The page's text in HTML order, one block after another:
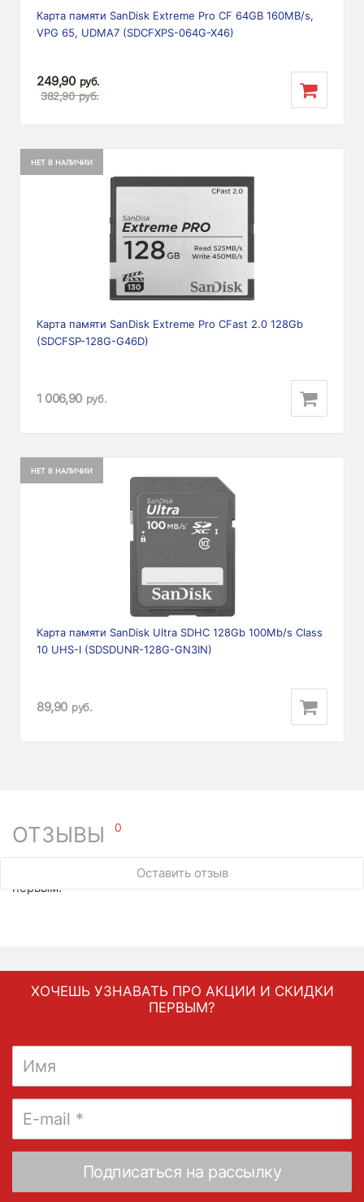
Карта памяти SanDisk Extreme Pro CF 64GB 160MB/s,
VPG 65, UDMA7 (SDCFXPS-064G-X46)
249,90 руб.
382,90 руб.
НЕТ В НАЛИЧИИ
Карта памяти SanDisk Extreme Pro CFast 2.0 128Gb
(SDCFSP-128G-G46D)
1 006,90 руб.
НЕТ В НАЛИЧИИ
Карта памяти SanDisk Ultra SDHC 128Gb 100Mb/s Class
10 UHS-I (SDSDUNR-128G-GN3IN)
89,90 руб.
ОТЗЫВЫ 0
Оставить отзыв
У этого товара нет ни одного отзыва. Вы можете стать
первым.
ХОЧЕШЬ УЗНАВАТЬ ПРО АКЦИИ И СКИДКИ
ПЕРВЫМ?